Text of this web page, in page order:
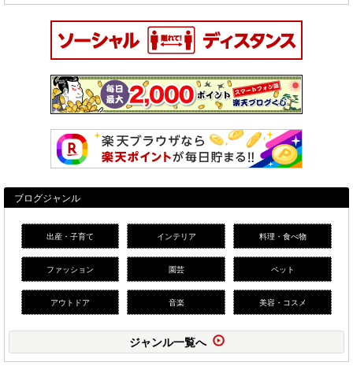
ブログジャンル
出産・子育て インテリア 料理・食べ物
ファッション 園芸 ペット
アウトドア 音楽 美容・コスメ
ジャンル一覧へ